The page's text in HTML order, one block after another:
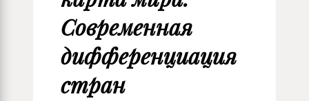
Современная
дифференциация
стран